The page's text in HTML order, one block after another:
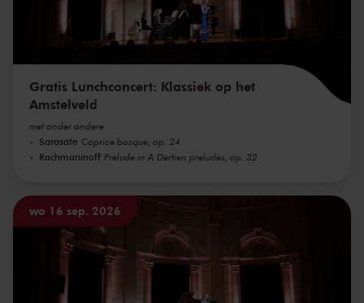
Gratis Lunchconcert: Klassiek op het
Amstelveld
met onder andere
Sarasate Caprice basque, op. 24
Rachmaninoff Prelude in A Dertien preludes, op. 32
wo 16 sep. 2026